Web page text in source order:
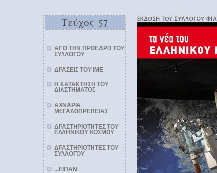
ΑΠΟ ΤΗΝ ΠΡΟΕΔΡΟ ΤΟΥ
ΣΥΛΛΟΓΟΥ
ΔΡΑΣΕΙΣ ΤΟΥ ΙΜΕ
Η ΚΑΤΑΚΤΗΣΗ ΤΟΥ
ΔΙΑΣΤΗΜΑΤΟΣ
ΑΧΝΑΡΙΑ
ΜΕΓΑΛΟΠΡΕΠΕΙΑΣ
ΔΡΑΣΤΗΡΙΟΤΗΤΕΣ ΤΟΥ
ΕΛΛΗΝΙΚΟΥ ΚΟΣΜΟΥ
ΔΡΑΣΤΗΡΙΟΤΗΤΕΣ ΤΟΥ
ΣΥΛΛΟΓΟΥ
...ΕΙΠΑΝ